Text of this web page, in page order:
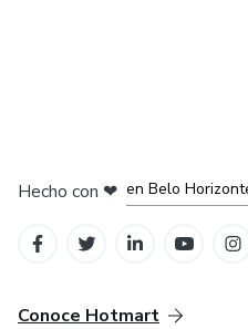
Hecho con ❤ en Belo
Conoce Hotmart